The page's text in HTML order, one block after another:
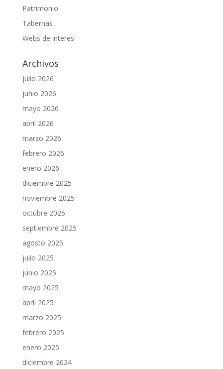
Patrimonio
Tabernas
Webs de interes
Archivos
julio 2026
junio 2026
mayo 2026
abril 2026
marzo 2026
febrero 2026
enero 2026
diciembre 2025
noviembre 2025
octubre 2025
septiembre 2025
agosto 2025
julio 2025
junio 2025
mayo 2025
abril 2025
marzo 2025
febrero 2025
enero 2025
diciembre 2024